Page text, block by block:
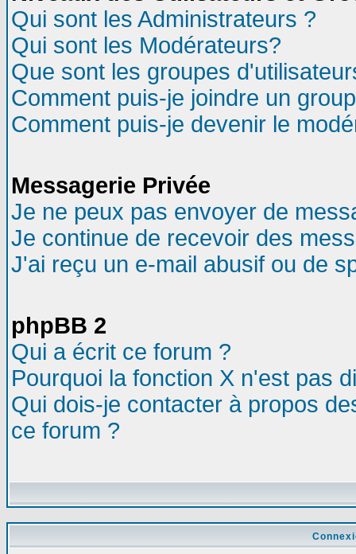
Qui sont les Administrateurs ?
Qui sont les Modérateurs?
Que sont les groupes
Comment puis-je joindre un
Comment puis-je devenir le
Messagerie Privée
Je ne peux pas envoyer de
Je continue de recevoir des
J'ai reçu un e-mail abusif ou de
phpBB 2
Qui a écrit ce forum ?
Pourquoi la fonction X n'est pas
Qui dois-je contacter à propos
ce forum ?